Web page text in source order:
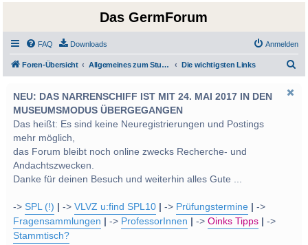
Das GermForum
FAQ Downloads Anmelden
Foren-Übersicht Allgemeines zum Studium und Studentenleben Die wichtigsten Links
NEU: DAS NARRENSCHIFF IST MIT 24. MAI 2017 IN DEN
MUSEUMSMODUS ÜBERGEGANGEN
Das heißt: Es sind keine Neuregistrierungen und Postings
mehr möglich,
das Forum bleibt noch online zwecks Recherche- und
Andachtszwecken.
Danke für deinen Besuch und weiterhin alles Gute ...
->SPL (!) ->VLVZ u:find SPL10 -> Prüfungstermine
->
Fragensammlungen
-> ProfessorInnen ->Oinks Tipps
->
Stammtisch?